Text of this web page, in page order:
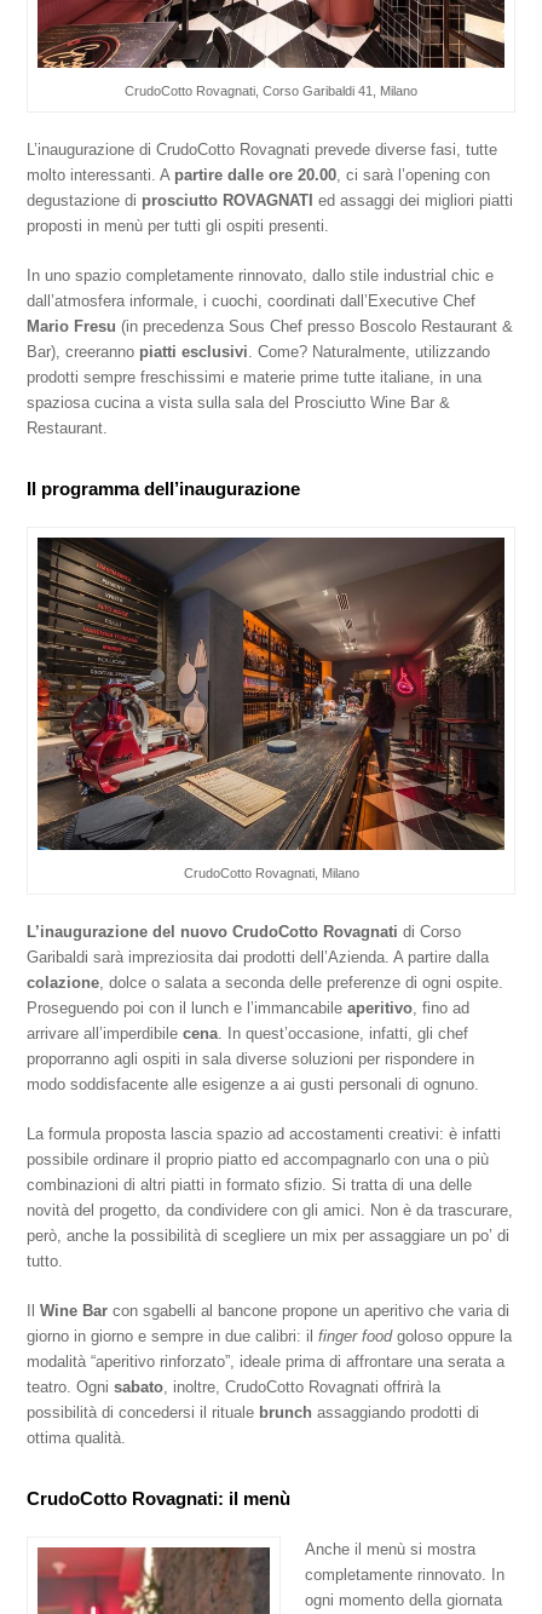
CrudoCotto Rovagnati, Corso Garibaldi 41, Milano
L’inaugurazione di CrudoCotto Rovagnati prevede diverse fasi, tutte
molto interessanti. A partire dalle ore 20.00, ci sarà l’opening con
degustazione di prosciutto ROVAGNATI ed assaggi dei migliori piatti
proposti in menù per tutti gli ospiti presenti.
In uno spazio completamente rinnovato, dallo stile industrial chic e
dall’atmosfera informale, i cuochi, coordinati dall’Executive Chef
Mario Fresu (in precedenza Sous Chef presso Boscolo Restaurant &
Bar), creeranno piatti esclusivi. Come? Naturalmente, utilizzando
prodotti sempre freschissimi e materie prime tutte italiane, in una
spaziosa cucina a vista sulla sala del Prosciutto Wine Bar &
Restaurant.
Il programma dell’inaugurazione
CrudoCotto Rovagnati, Milano
L’inaugurazione del nuovo CrudoCotto Rovagnati di Corso
Garibaldi sarà impreziosita dai prodotti dell’Azienda. A partire dalla
colazione , dolce o salata a seconda delle preferenze di ogni ospite.
Proseguendo poi con il lunch e l’immancabileaperitivo , fino ad
arrivare all’imperdibilecena . In quest’occasione, infatti, gli chef
proporranno agli ospiti in sala diverse soluzioni per rispondere in
modo soddisfacente alle esigenze a ai gusti personali di ognuno.
La formula proposta lascia spazio ad accostamenti creativi: è infatti
possibile ordinare il proprio piatto ed accompagnarlo con una o più
combinazioni di altri piatti in formato sfizio. Si tratta di una delle
novità del progetto, da condividere con gli amici. Non è da trascurare,
però, anche la possibilità di scegliere un mix per assaggiare un po’ di
tutto.
IlWine Bar con sgabelli al bancone propone un aperitivo che varia di
giorno in giorno e sempre in due calibri: ilfinger foodgoloso oppure la
modalità “aperitivo rinforzato”, ideale prima di affrontare una serata a
teatro. Ognisabato , inoltre, CrudoCotto Rovagnati offrirà la
possibilità di concedersi il rituale brunch assaggiando prodotti di
ottima qualità.
CrudoCotto Rovagnati: il menù
Anche il menù si mostra
completamente rinnovato. In
ogni momento della giornata